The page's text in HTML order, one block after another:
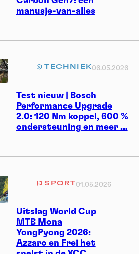
manusje-van-alles
Test nieuw | Bosch
Performance Upgrade
2.0: 120 Nm koppel, 600 %
ondersteuning en meer …
TECHNIEK06.05.2026
Uitslag World Cup
MTB Mona
YongPyong 2026:
Azzaro en Frei het
SPORT01.05.2026